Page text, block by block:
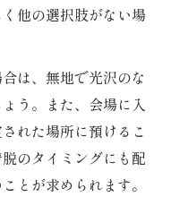
他の選択肢がない場
は、無地で光沢のな
う。また、会場に入
れた場所に預けるこ
のタイミングにも配
とが求められます。